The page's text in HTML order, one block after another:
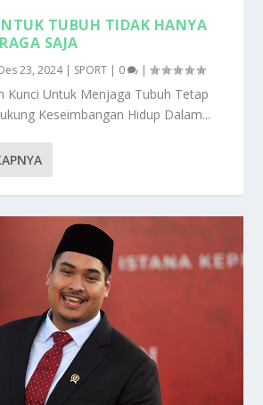
TUBUH TIDAK HANYA
SAJA
23, 2024| SPORT | 0 |
Kunci Untuk Menjaga Tubuh Tetap
Keseimbangan Hidup Dalam...